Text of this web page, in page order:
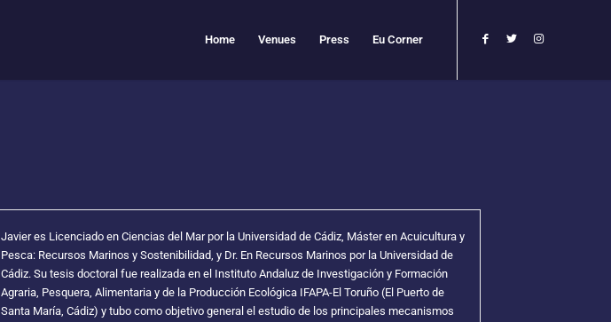
Home Venues Press Eu Corner
Javier es Licenciado en Ciencias del Mar por la Universidad de Cádiz, Máster en Acuicultura y
Pesca: Recursos Marinos y Sostenibilidad, y Dr. En Recursos Marinos por la Universidad de
Cádiz. Su tesis doctoral fue realizada en el Instituto Andaluz de Investigación y Formación
Agraria, Pesquera, Alimentaria y de la Producción Ecológica IFAPA-El Toruño (El Puerto de
Santa María, Cádiz) y tubo como objetivo general el estudio de los principales mecanismos